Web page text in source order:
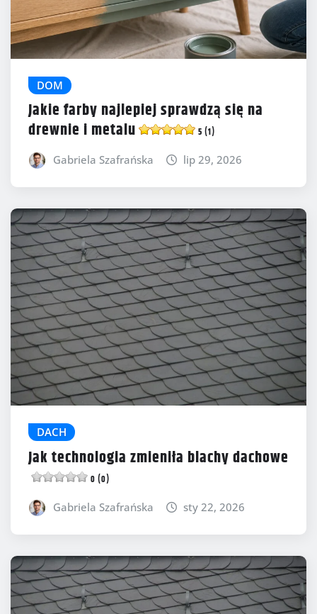
DOM
Jakie farby najlepiej sprawdzą się na
drewnie i metalu
5 (1)
Gabriela Szafrańska lip 29, 2026
DACH
Jak technologia zmieniła blachy dachowe
0 (0)
Gabriela Szafrańska sty 22, 2026